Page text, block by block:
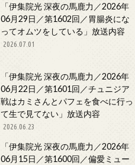
「伊集院光 深夜の馬鹿力／2026年
06月29日／第1602回／胃腸炎にな
ってオムツをしている」放送内容
2026.07.01
「伊集院光 深夜の馬鹿力／2026年
06月22日／第1601回／チュニジア
戦はカミさんとパフェを食べに行っ
て生で見てない」放送内容
2026.06.23
「伊集院光 深夜の馬鹿力／2026年
06月15日／第1600回／偏愛ミュー